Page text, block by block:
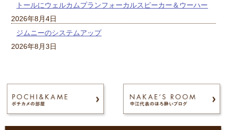
トールにウェルカムプランフォーカルスピーカー＆ウーハー
2026年8月4日
ジムニーのシステムアップ
2026年8月3日